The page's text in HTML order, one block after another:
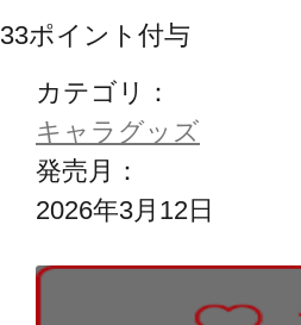
33ポイント付与
カテゴリ：
キャラグッズ
発売月：
2026年3月12日